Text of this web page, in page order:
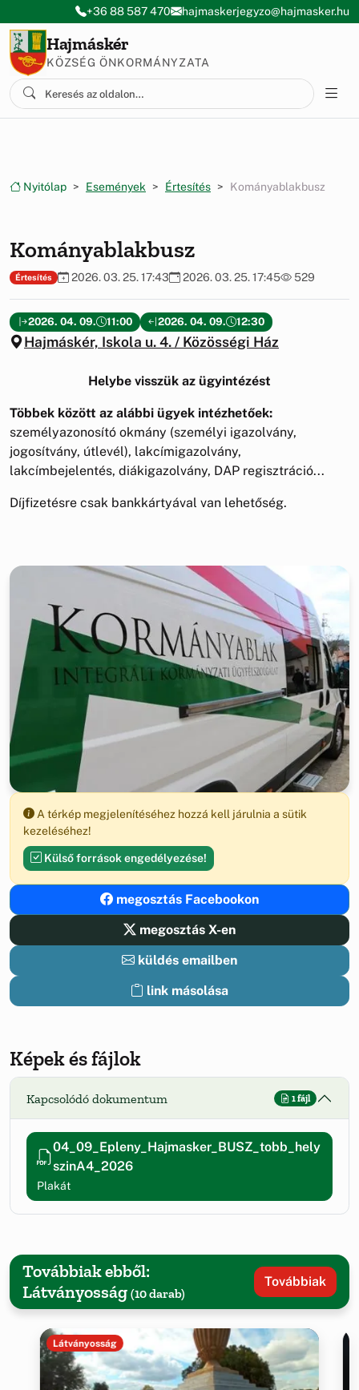
Ugrás a menüre
Ugrás a tartalomra
+36 88 587 470 hajmaskerjegyzo@hajmasker.hu
Hajmáskér
KÖZSÉG ÖNKORMÁNYZATA
Nyitólap Események Értesítés Kományablakbusz
Kományablakbusz
Értesítés 2026. 03. 25. 17:43 2026. 03. 25. 17:45 529
2026. 04. 09. 11:00 2026. 04. 09. 12:30
Hajmáskér, Iskola u. 4. / Közösségi Ház
Helybe visszük az ügyintézést
Többek között az alábbi ügyek intézhetőek:
személyazonosító okmány (személyi igazolvány,
jogosítvány, útlevél), lakcímigazolvány,
lakcímbejelentés, diákigazolvány, DAP regisztráció...
Díjfizetésre csak bankkártyával van lehetőség.
A térkép megjelenítéséhez hozzá kell járulnia a sütik
kezeléséhez!
Külső források engedélyezése!
megosztás Facebookon
megosztás X-en
küldés emailben
link másolása
Képek és fájlok
Kapcsolódó dokumentum 1 fájl
04_09_Epleny_Hajmasker_BUSZ_tobb_hely
szinA4_2026
Plakát
Továbbiak ebből:
Látványosság (10 darab)
Továbbiak
Látványosság